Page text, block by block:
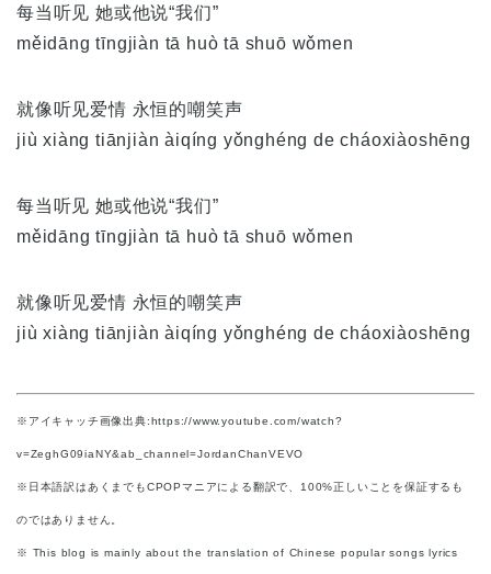
每当听见 她或他说“我们”
měidāng tīngjiàn tā huò tā shuō wǒmen
就像听见爱情 永恒的嘲笑声
jiù xiàng tiānjiàn àiqíng yǒnghéng de cháoxiàoshēng
每当听见 她或他说“我们”
měidāng tīngjiàn tā huò tā shuō wǒmen
就像听见爱情 永恒的嘲笑声
jiù xiàng tiānjiàn àiqíng yǒnghéng de cháoxiàoshēng
※アイキャッチ画像出典:https://www.youtube.com/watch?
v=ZeghG09iaNY&ab_channel=JordanChanVEVO
※日本語訳はあくまでもCPOPマニアによる翻訳で、100%正しいことを保証するも
のではありません。
※ This blog is mainly about the translation of Chinese popular songs lyrics